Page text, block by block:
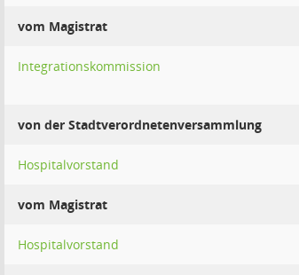
vom Magistrat
Integrationskommission
von der Stadtverordnetenversammlung
Hospitalvorstand
vom Magistrat
Hospitalvorstand